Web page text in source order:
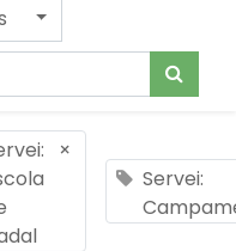
×
Servei: